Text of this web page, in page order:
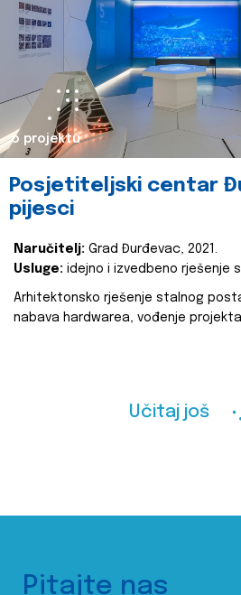
o projektu
Posjetiteljski centar
pijesci
Naručitelj: Grad Đurđevac, 2021.
Usluge: idejno i izvedbeno rješenje
Arhitektonsko rješenje stalnog
nabava hardwarea, vođenje
Učitaj još
Pitajte nas